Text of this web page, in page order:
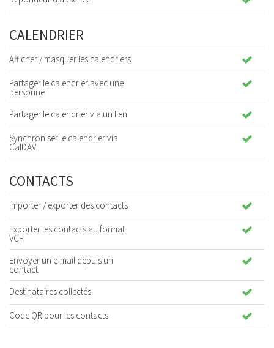
CALENDRIER
Afficher / masquer les calendriers
Partager le calendrier avec une
personne
Partager le calendrier via un lien
Synchroniser le calendrier via
CalDAV
CONTACTS
Importer / exporter des contacts
Exporter les contacts au format
VCF
Envoyer un e-mail depuis un
contact
Destinataires collectés
Code QR pour les contacts